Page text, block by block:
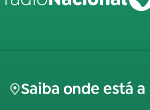
Saiba onde está a